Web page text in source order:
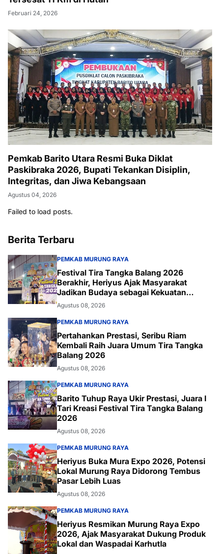
Februari 24, 2026
Pemkab Barito Utara Resmi Buka Diklat
Paskibraka 2026, Bupati Tekankan Disiplin,
Integritas, dan Jiwa Kebangsaan
Agustus 04, 2026
Failed to load posts.
Berita Terbaru
PEMKAB MURUNG RAYA
Festival Tira Tangka Balang 2026
Berakhir, Heriyus Ajak Masyarakat
Jadikan Budaya sebagai Kekuatan
Daerah
Agustus 08, 2026
PEMKAB MURUNG RAYA
Pertahankan Prestasi, Seribu Riam
Kembali Raih Juara Umum Tira Tangka
Balang 2026
Agustus 08, 2026
PEMKAB MURUNG RAYA
Barito Tuhup Raya Ukir Prestasi, Juara I
Tari Kreasi Festival Tira Tangka Balang
2026
Agustus 08, 2026
PEMKAB MURUNG RAYA
Heriyus Buka Mura Expo 2026, Potensi
Lokal Murung Raya Didorong Tembus
Pasar Lebih Luas
Agustus 08, 2026
PEMKAB MURUNG RAYA
Heriyus Resmikan Murung Raya Expo
2026, Ajak Masyarakat Dukung Produk
Lokal dan Waspadai Karhutla